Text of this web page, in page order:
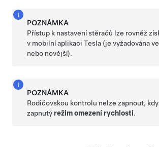
POZNÁMKA
Přístup k nastavení stěračů lze rovněž
v mobilní aplikaci Tesla (je vyžadována
nebo novější).
POZNÁMKA
Rodičovskou kontrolu nelze zapnout,
zapnutý režim omezení rychlosti.